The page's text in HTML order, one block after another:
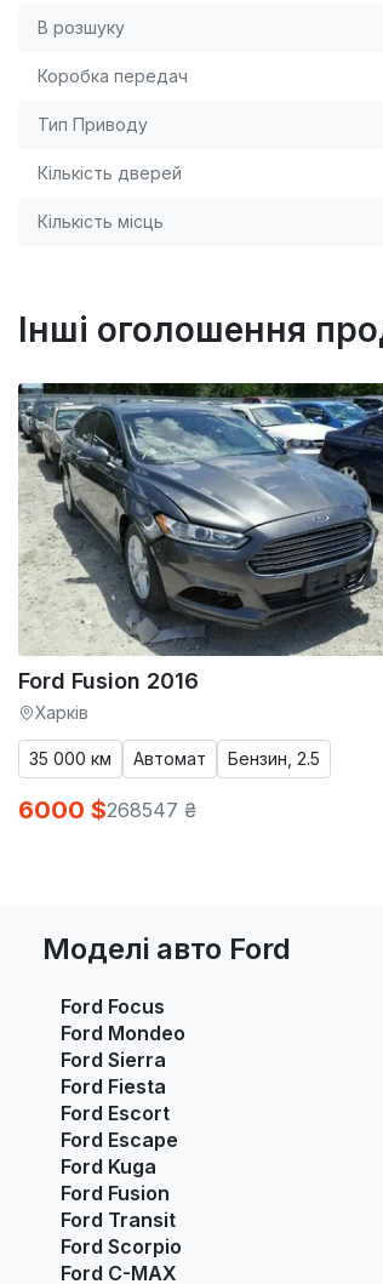
В розшуку
Коробка передач
Тип Приводу
Кількість дверей
Кількість місць
Інші оголошення
Ford Fusion 2016
Харків
35 000 км Автомат Бензин, 2.5
6000 $268547 ₴
Моделі авто Ford
Ford Focus
Ford Mondeo
Ford Sierra
Ford Fiesta
Ford Escort
Ford Escape
Ford Kuga
Ford Fusion
Ford Transit
Ford Scorpio
Ford C-MAX